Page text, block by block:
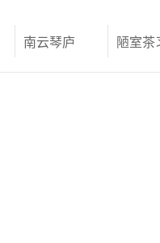
南云琴庐 陋室茶